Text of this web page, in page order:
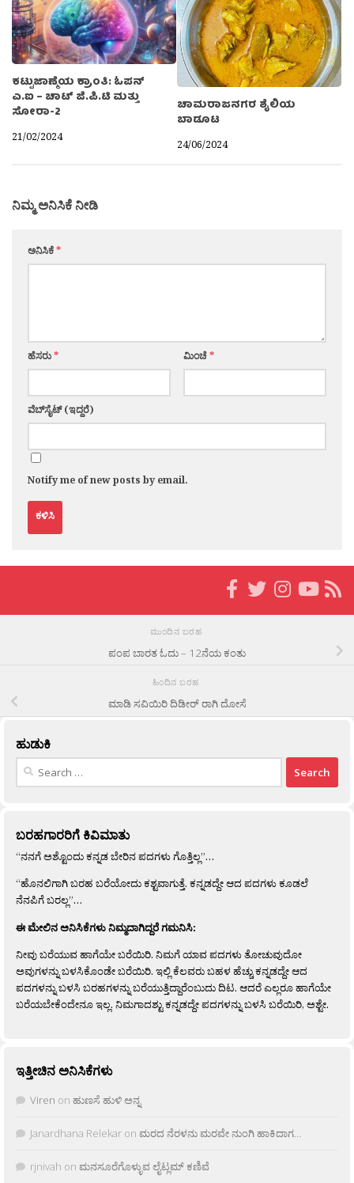
ಕಟ್ಟುಜಾಣ್ಮೆಯ ಕ್ರಾಂತಿ: ಓಪನ್
ಎ.ಐ – ಚಾಟ್ ಜಿ.ಪಿ.ಟಿ ಮತ್ತು
ಸೋರಾ-2
21/02/2024
ಚಾಮರಾಜನಗರ ಶೈಲಿಯ
ಬಾಡೂಟ
24/06/2024
ನಿಮ್ಮ ಅನಿಸಿಕೆ ನೀಡಿ
ಅನಿಸಿಕೆ*
ಹೆಸರು* ಮಿಂಚೆ*
ವೆಬ್‌ಸೈಟ್ (ಇದ್ದರೆ)
Notify me of new posts by email.
ಮುಂದಿನ ಬರಹ
ಪಂಪ ಬಾರತ ಓದು – 12ನೆಯ ಕಂತು
ಹಿಂದಿನ ಬರಹ
ಮಾಡಿ ಸವಿಯಿರಿ ದಿಡೀರ್ ರಾಗಿ ದೋಸೆ
ಹುಡುಕಿ
Search
ಬರಹಗಾರರಿಗೆ ಕಿವಿಮಾತು
“ನನಗೆ ಅಶ್ಟೊಂದು ಕನ್ನಡ ಬೇರಿನ ಪದಗಳು ಗೊತ್ತಿಲ್ಲ”…
“ಹೊನಲಿಗಾಗಿ ಬರಹ ಬರೆಯೋದು ಕಶ್ಟವಾಗುತ್ತೆ. ಕನ್ನಡದ್ದೇ ಆದ ಪದಗಳು ಕೂಡಲೆ
ನೆನಪಿಗೆ ಬರಲ್ಲ”…
ಈ ಮೇಲಿನ ಅನಿಸಿಕೆಗಳು ನಿಮ್ಮದಾಗಿದ್ದರೆ ಗಮನಿಸಿ:
ನೀವು ಬರೆಯುವ ಹಾಗೆಯೇ ಬರೆಯಿರಿ. ನಿಮಗೆ ಯಾವ ಪದಗಳು ತೋಚುವುದೋ
ಅವುಗಳನ್ನು ಬಳಸಿಕೊಂಡೇ ಬರೆಯಿರಿ. ಇಲ್ಲಿ ಕೆಲವರು ಬಹಳ ಹೆಚ್ಚು ಕನ್ನಡದ್ದೇ ಆದ
ಪದಗಳನ್ನು ಬಳಸಿ ಬರಹಗಳನ್ನು ಬರೆಯುತ್ತಿದ್ದಾರೆಂಬುದು ದಿಟ. ಆದರೆ ಎಲ್ಲರೂ ಹಾಗೆಯೇ
ಬರೆಯಬೇಕೆಂದೇನೂ ಇಲ್ಲ. ನಿಮಗಾದಶ್ಟು ಕನ್ನಡದ್ದೇ ಪದಗಳನ್ನು ಬಳಸಿ ಬರೆಯಿರಿ, ಅಶ್ಟೇ.
ಇತ್ತೀಚಿನ ಅನಿಸಿಕೆಗಳು
Viren on ಹುಣಸೆ ಹುಳಿ ಅನ್ನ
Janardhana Relekar on ಮರದ ನೆರಳನು ಮರವೇ ನುಂಗಿ ಹಾಕಿದಾಗ…
rjnivah on ಮನಸೂರೆಗೊಳ್ಳುವ ಲೈಟ್ಲಮ್ ಕಣಿವೆ